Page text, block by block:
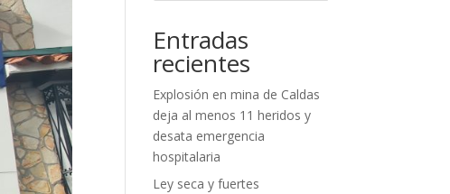
Entradas
recientes
Explosión en mina de Caldas
deja al menos 11 heridos y
desata emergencia
hospitalaria
Ley seca y fuertes